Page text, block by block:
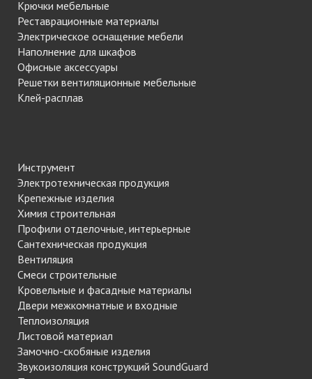
Крючки мебельные
Реставрационные материалы
Электрическое оснащение мебели
Наполнение для шкафов
Офисные аксессуары
Решетки вентиляционные мебельные
Клей-расплав
Инструмент
Электротехническая продукция
Крепежные изделия
Химия строительная
Профили отделочные, интерьерные
Сантехническая продукция
Вентиляция
Смеси строительные
Кровельные и фасадные материалы
Двери межкомнатные и входные
Теплоизоляция
Листовой материал
Замочно-скобяные изделия
Звукоизоляция конструкций SoundGuard